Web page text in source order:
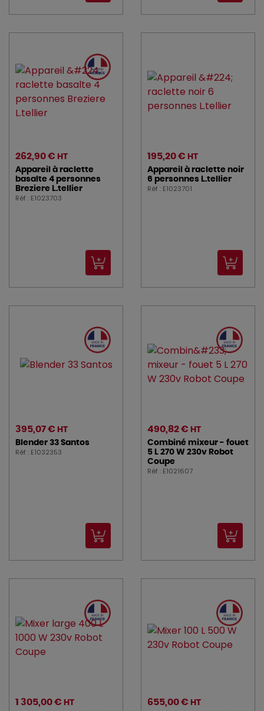
262,90 € HT
Appareil à raclette
basalte 4 personnes
Breziere L.tellier
Réf : E1023703
195,20 € HT
Appareil à raclette noir
6 personnes L.tellier
Réf : E1023701
395,07 € HT
Blender 33 Santos
Réf : E1032353
490,82 € HT
Combiné mixeur - fouet
5 L 270 W 230v Robot
Coupe
Réf : E1021607
1 305,00 € HT
655,00 € HT